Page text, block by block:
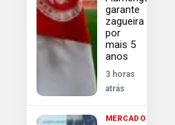
garante
zagueira
por
mais 5
anos
3 horas
atrás
MERCADO